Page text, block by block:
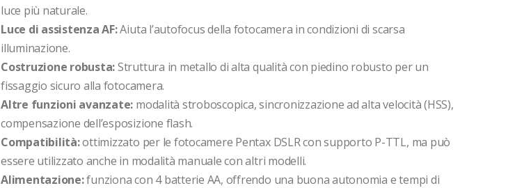
luce più naturale.
Luce di assistenza AF:Aiuta l’autofocus della fotocamera in condizioni di scarsa
illuminazione.
Costruzione robusta:Struttura in metallo di alta qualità con piedino robusto per un
fissaggio sicuro alla fotocamera.
Altre funzioni avanzate: modalità stroboscopica, sincronizzazione ad alta velocità (HSS),
compensazione dell’esposizione flash.
Compatibilità:ottimizzato per le fotocamere Pentax DSLR con supporto P-TTL, ma può
essere utilizzato anche in modalità manuale con altri modelli.
Alimentazione:funziona con 4 batterie AA, offrendo una buona autonomia e tempi di